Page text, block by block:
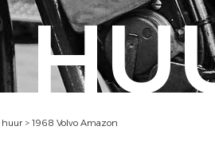
huur > 1968 Volvo Amazon